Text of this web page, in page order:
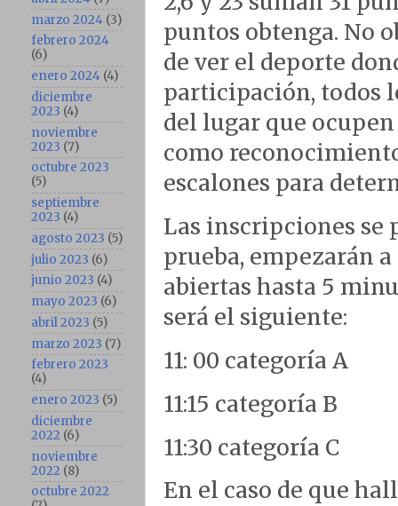
puntos obtenga. No
de ver el deporte
participación, todos
del lugar que
como
escalones para
Las inscripciones se
prueba, empezarán
abiertas hasta 5
será el siguiente:
11: 00 categoría A
11:15 categoría B
11:30 categoría C
En el caso de que
marzo 2024 (3)
febrero 2024
(6)
enero 2024 (4)
diciembre
2023 (4)
noviembre
2023 (7)
octubre 2023
(5)
septiembre
2023 (4)
agosto 2023 (5)
julio 2023 (6)
junio 2023 (4)
mayo 2023 (6)
abril 2023 (5)
marzo 2023 (7)
febrero 2023
(4)
enero 2023 (5)
diciembre
2022 (6)
noviembre
2022 (8)
octubre 2022